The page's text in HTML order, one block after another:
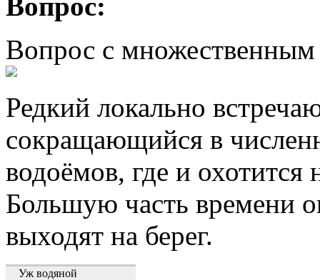
Вопрос с
Редкий локально
сокращающийся в
водоёмов, где и
Большую часть времени
выходят на берег.
Уж водяной